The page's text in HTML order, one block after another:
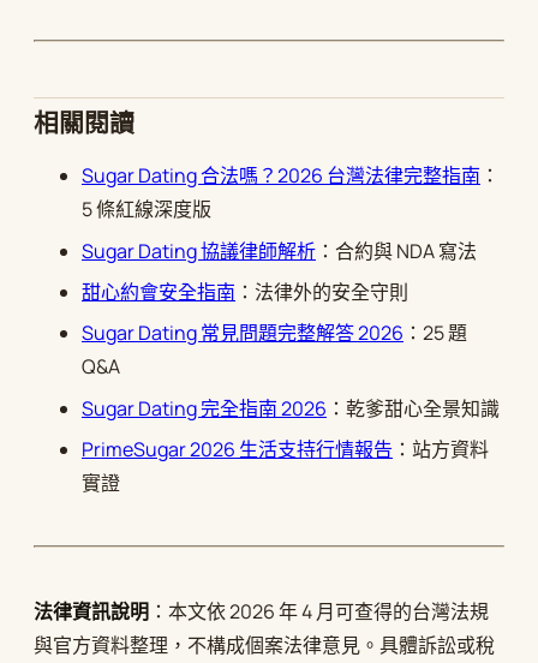
相關閱讀
Sugar Dating 合法嗎？2026 台灣法律完整指南 ：
5 條紅線深度版
Sugar Dating 協議律師解析 ：合約與 NDA 寫法
甜心約會安全指南 ：法律外的安全守則
Sugar Dating 常見問題完整解答 2026 ：25 題
Q&A
Sugar Dating 完全指南 2026 ：乾爹甜心全景知識
PrimeSugar 2026 生活支持行情報告 ：站方資料
實證
法律資訊說明 ：本文依 2026 年 4 月可查得的台灣法規
與官方資料整理，不構成個案法律意見。具體訴訟或稅